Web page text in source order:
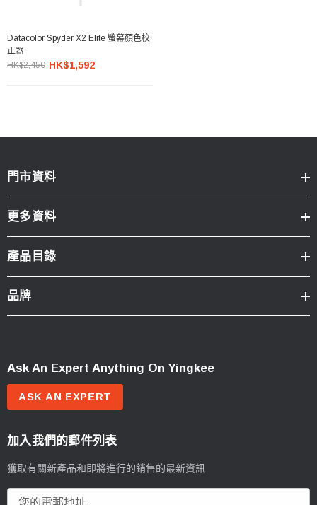
Datacolor Spyder X2 Elite 螢幕顏色校
正器
HK$2,450 HK$1,592
門市資料
更多資料
產品目錄
品牌
Ask An Expert Anything On Yingkee
ASK AN EXPERT
加入我們的郵件列表
獲取有關新產品和即將進行的銷售的最新資訊